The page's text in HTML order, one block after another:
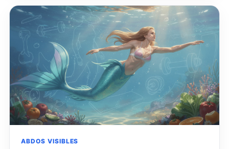
ABDOS VISIBLES